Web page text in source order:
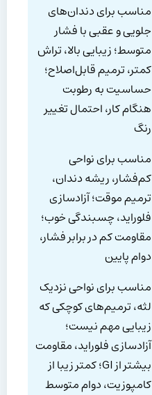
مناسب برای دندان‌های
جلویی و عقبی با فشار
متوسط؛ زیبایی بالا، تراش
کمتر، ترمیم قابل‌اصلاح؛
حساسیت به رطوبت
هنگام کار، احتمال تغییر
رنگ
مناسب برای نواحی
کم‌فشار، ریشه دندان،
ترمیم موقت؛ آزادسازی
فلوراید، چسبندگی خوب؛
مقاومت کم در برابر فشار،
دوام پایین
مناسب برای نواحی نزدیک
لثه، ترمیم‌های کوچکی که
زیبایی مهم نیست؛
آزادسازی فلوراید، مقاومت
بیشتر از GI؛ کمتر زیبا از
کامپوزیت، دوام متوسط